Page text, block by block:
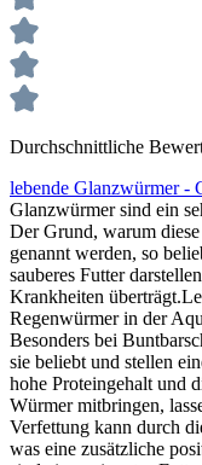
Durchschnittliche
lebende Glanzwürmer -
Glanzwürmer sind ein
Der Grund, warum
genannt werden, so
sauberes Futter
Krankheiten
Regenwürmer in der
Besonders bei
sie beliebt und stellen
hohe Proteingehalt und
Würmer mitbringen,
Verfettung kann durch
was eine zusätzliche